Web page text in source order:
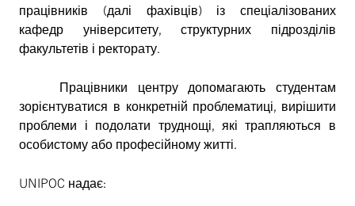
працівників (далі фахівців) із спеціалізованих
кафедр університету, структурних підрозділів
факультетів і ректорату.
Працівники центру допомагають студентам
зорієнтуватися в конкретній проблематиці, вирішити
проблеми і подолати труднощі, які трапляються в
особистому або професійному житті.
UNIPOC надає: